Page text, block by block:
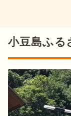
小豆島ふる